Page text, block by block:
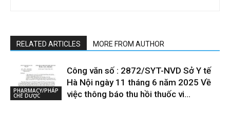
RELATED ARTICLES MORE FROM AUTHOR
PHARMACY/PHÁP
CHẾ DƯỢC
Công văn số : 2872/SYT-NVD Sở Y tế
Hà Nội ngày 11 tháng 6 năm 2025 Về
việc thông báo thu hồi thuốc vi...